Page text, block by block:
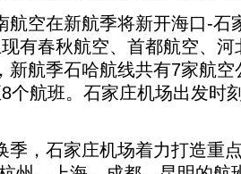
空在新航季将新开海口-石
有春秋航空、首都航空、河
新航季石哈航线共有7家航
个航班。石家庄机场出发时
，石家庄机场着力打造重点